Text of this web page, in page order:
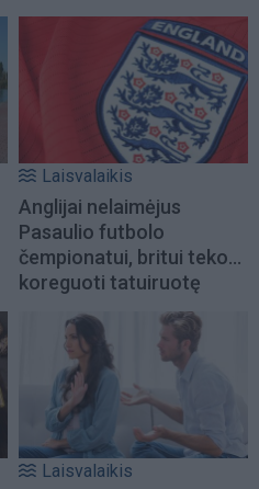
Laisvalaikis
Anglijai nelaimėjus
Pasaulio futbolo
čempionatui, britui teko...
koreguoti tatuiruotę
Laisvalaikis